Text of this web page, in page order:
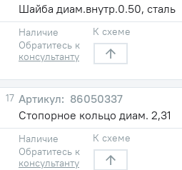
Шайба диам.внутр.0.50, сталь
Наличие
Обратитесь к
консультанту
К схеме
17
86050337
Стопорное кольцо диам. 2,31
Наличие
Обратитесь к
консультанту
К схеме